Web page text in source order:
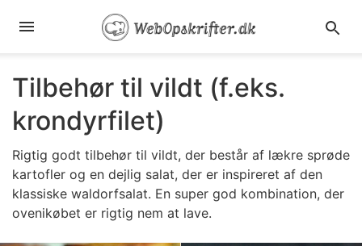
Tilbehør til vildt (f.eks.
krondyrfilet)
Rigtig godt tilbehør til vildt, der består af lækre sprøde
kartofler og en dejlig salat, der er inspireret af den
klassiske waldorfsalat. En super god kombination, der
ovenikøbet er rigtig nem at lave.